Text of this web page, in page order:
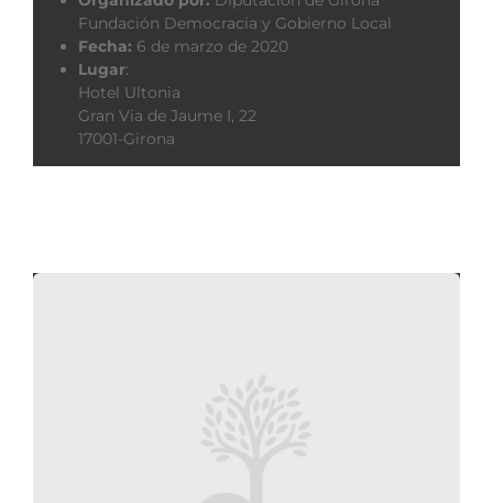
Fundación Democracia y Gobierno Local
Fecha: 6 de marzo de 2020
Lugar:
Hotel Ultonia
Gran Via de Jaume I, 22
17001-Girona